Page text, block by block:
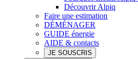
Découvrir Alpiq
Faire une estimation
DÉMÉNAGER
GUIDE énergie
AIDE & contacts
JE SOUSCRIS